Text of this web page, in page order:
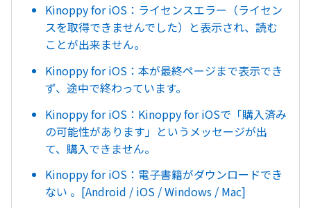
Kinoppy for iOS：ライセンスエラー（ライセン
スを取得できませんでした）と表示され、読む
ことが出来ません。
Kinoppy for iOS：本が最終ページまで表示でき
ず、途中で終わっています。
Kinoppy for iOS：Kinoppy for iOSで「購入済み
の可能性があります」というメッセージが出
て、購入できません。
Kinoppy for iOS：電子書籍がダウンロードでき
ない 。[Android / iOS / Windows / Mac]